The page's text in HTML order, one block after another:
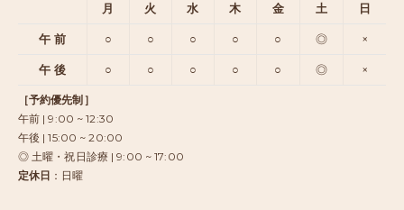
月 火 水 木 金 土 日
午 前 ○ ○ ○ ○ ○ ◎ ×
午 後 ○ ○ ○ ○ ○ ◎ ×
［予約優先制］
午前 | 9:00 ~ 12:30
午後 | 15:00 ~ 20:00
◎ 土曜・祝日診療 | 9:00 ~ 17:00
定休日 ：日曜